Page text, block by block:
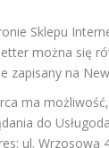
Sklepu
można się
zapisany na
ma
do
ul. Wrzosowa